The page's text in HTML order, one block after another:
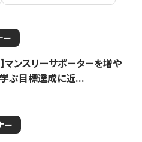
ー
マンスリーサポーターを増や
ぶ目標達成に近...
ー